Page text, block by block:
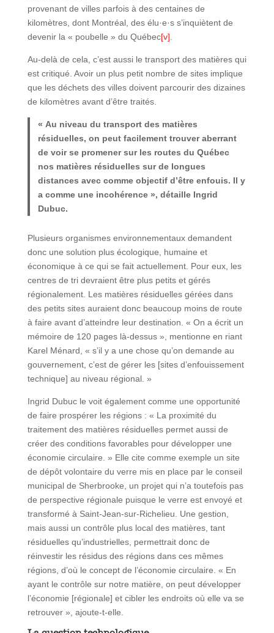
provenant de villes parfois à des centaines de
kilomètres, dont Montréal, des élu·e·s s’inquiètent de
devenir la « poubelle » du Québec[v]
Au-delà de cela, c’est aussi le transport des matières qui
est critiqué. Avoir un plus petit nombre de sites implique
que les déchets des villes doivent parcourir des dizaines
de kilomètres avant d’être traités.
« Au niveau du transport des matières
résiduelles, on peut facilement trouver aberrant
de voir se promener sur les routes du Québec
nos matières résiduelles sur de longues
distances avec comme objectif d’être enfouis. Il y
a comme une incohérence », détaille Ingrid
Dubuc.
Plusieurs organismes environnementaux demandent
donc une solution plus écologique, humaine et
économique à ce qui se fait actuellement. Pour eux, les
centres de tri devraient être plus petits et gérés
régionalement. Les matières résiduelles gérées dans
des petits sites auraient donc beaucoup moins de route
à faire avant d’atteindre leur destination. « On a écrit un
mémoire de 120 pages là-dessus », mentionne en riant
Karel Ménard, « s’il y a une chose qu’on demande au
gouvernement, c’est de gérer les [sites d’enfouissement
technique] au niveau régional. »
Ingrid Dubuc le voit également comme une opportunité
de faire prospérer les régions : « La proximité du
traitement des matières résiduelles permet aussi de
créer des conditions favorables pour développer une
économie circulaire. » Elle cite comme exemple un site
de dépôt volontaire du verre mis en place par le conseil
municipal de Sherbrooke, un projet qui n’a toutefois pas
de perspective régionale puisque le verre est envoyé et
transformé à Saint-Jean-sur-Richelieu. Une gestion,
mais aussi un contrôle plus local des matières, tant
résiduelles qu’industrielles, permettrait donc de
réinvestir les résidus des régions dans ces mêmes
régions, d’où le concept de l’économie circulaire. « En
ayant le contrôle sur notre matière, on peut développer
l’économie [régionale] et cibler les endroits où elle va se
retrouver », ajoute-t-elle.